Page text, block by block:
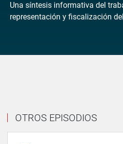
Una síntesis informativa del
representación y fiscalización
OTROS EPISODIOS